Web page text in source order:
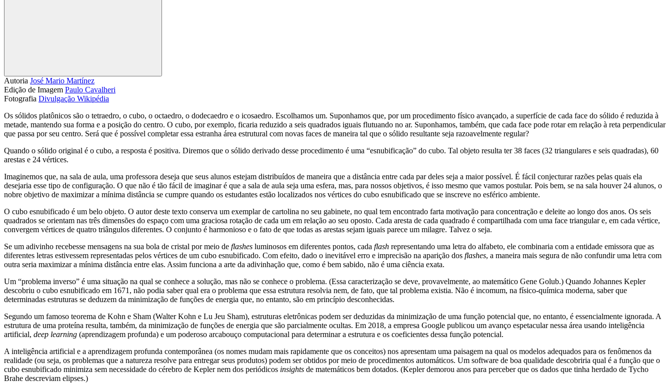
Compartilhar
Autoria José Mario Martínez
Edição de Imagem Paulo Cavalheri
Fotografia Divulgação Wikipédia
Os sólidos platônicos são o tetraedro, o cubo, o octaedro, o dodecaedro e o icosaedro. Escolhamos um. Suponhamos que, por um procedimento físico avançado, a superfície de cada face do sólido é reduzida à
metade, mantendo sua forma e a posição do centro. O cubo, por exemplo, ficaria reduzido a seis quadrados iguais flutuando no ar. Suponhamos, também, que cada face pode rotar em relação à reta perpendicular
que passa por seu centro. Será que é possível completar essa estranha área estrutural com novas faces de maneira tal que o sólido resultante seja razoavelmente regular?
Quando o sólido original é o cubo, a resposta é positiva. Diremos que o sólido derivado desse procedimento é uma “esnubificação” do cubo. Tal objeto resulta ter 38 faces (32 triangulares e seis quadradas), 60
arestas e 24 vértices.
Imaginemos que, na sala de aula, uma professora deseja que seus alunos estejam distribuídos de maneira que a distância entre cada par deles seja a maior possível. É fácil conjecturar razões pelas quais ela
desejaria esse tipo de configuração. O que não é tão fácil de imaginar é que a sala de aula seja uma esfera, mas, para nossos objetivos, é isso mesmo que vamos postular. Pois bem, se na sala houver 24 alunos, o
nobre objetivo de maximizar a mínima distância se cumpre quando os estudantes estão localizados nos vértices do cubo esnubificado que se inscreve no esférico ambiente.
O cubo esnubificado é um belo objeto. O autor deste texto conserva um exemplar de cartolina no seu gabinete, no qual tem encontrado farta motivação para concentração e deleite ao longo dos anos. Os seis
quadrados se orientam nas três dimensões do espaço com uma graciosa rotação de cada um em relação ao seu oposto. Cada aresta de cada quadrado é compartilhada com uma face triangular e, em cada vértice,
convergem vértices de quatro triângulos diferentes. O conjunto é harmonioso e o fato de que todas as arestas sejam iguais parece um milagre. Talvez o seja.
Se um adivinho recebesse mensagens na sua bola de cristal por meio de flashes luminosos em diferentes pontos, cada flash representando uma letra do alfabeto, ele combinaria com a entidade emissora que as
diferentes letras estivessem representadas pelos vértices de um cubo esnubificado. Com efeito, dado o inevitável erro e imprecisão na aparição dos flashes, a maneira mais segura de não confundir uma letra com
outra seria maximizar a mínima distância entre elas. Assim funciona a arte da adivinhação que, como é bem sabido, não é uma ciência exata.
Um “problema inverso” é uma situação na qual se conhece a solução, mas não se conhece o problema. (Essa caracterização se deve, provavelmente, ao matemático Gene Golub.) Quando Johannes Kepler
descobriu o cubo esnubificado em 1671, não podia saber qual era o problema que essa estrutura resolvia nem, de fato, que tal problema existia. Não é incomum, na físico-química moderna, saber que
determinadas estruturas se deduzem da minimização de funções de energia que, no entanto, são em princípio desconhecidas.
Segundo um famoso teorema de Kohn e Sham (Walter Kohn e Lu Jeu Sham), estruturas eletrônicas podem ser deduzidas da minimização de uma função potencial que, no entanto, é essencialmente ignorada. A
estrutura de uma proteína resulta, também, da minimização de funções de energia que são parcialmente ocultas. Em 2018, a empresa Google publicou um avanço espetacular nessa área usando inteligência
artificial, deep learning (aprendizagem profunda) e um poderoso arcabouço computacional para determinar a estrutura e os coeficientes dessa função potencial.
A inteligência artificial e a aprendizagem profunda contemporânea (os nomes mudam mais rapidamente que os conceitos) nos apresentam uma paisagem na qual os modelos adequados para os fenômenos da
realidade (ou seja, os problemas que a natureza resolve para entregar seus produtos) podem ser obtidos por meio de procedimentos automáticos. Um software de boa qualidade descobriria qual é a função que o
cubo esnubificado minimiza sem necessidade do cérebro de Kepler nem dos periódicos insights de matemáticos bem dotados. (Kepler demorou anos para perceber que os dados que tinha herdado de Tycho
Brahe descreviam elipses.)